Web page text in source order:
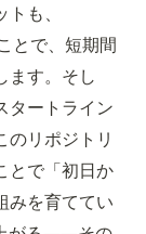
も、
とで、短期間
ます。そし
タートライン
のリポジトリ
とで「初日か
みを育ててい